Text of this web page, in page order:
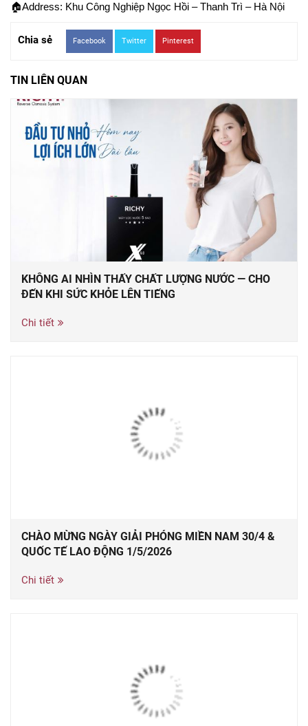
🏠Address: Khu Công Nghiệp Ngọc Hồi – Thanh Trì – Hà Nội
Chia sẻ Facebook Twitter Pinterest
TIN LIÊN QUAN
KHÔNG AI NHÌN THẤY CHẤT LƯỢNG NƯỚC — CHO
ĐẾN KHI SỨC KHỎE LÊN TIẾNG
Chi tiết
CHÀO MỪNG NGÀY GIẢI PHÓNG MIỀN NAM 30/4 &
QUỐC TẾ LAO ĐỘNG 1/5/2026
Chi tiết